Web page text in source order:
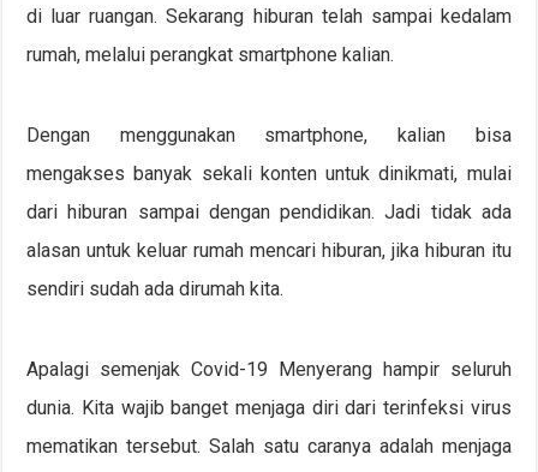
di luar ruangan. Sekarang hiburan telah sampai kedalam
rumah, melalui perangkat smartphone kalian.
Dengan menggunakan smartphone, kalian bisa
mengakses banyak sekali konten untuk dinikmati, mulai
dari hiburan sampai dengan pendidikan. Jadi tidak ada
alasan untuk keluar rumah mencari hiburan, jika hiburan itu
sendiri sudah ada dirumah kita.
Apalagi semenjak Covid-19 Menyerang hampir seluruh
dunia. Kita wajib banget menjaga diri dari terinfeksi virus
mematikan tersebut. Salah satu caranya adalah menjaga